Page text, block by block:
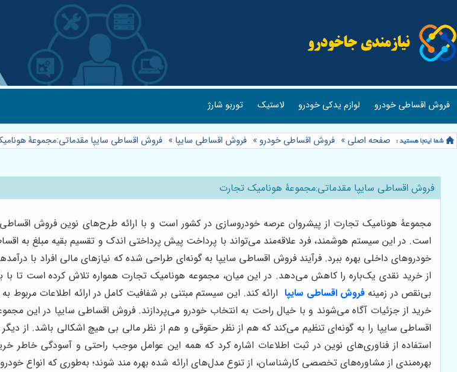
فروش اقساطی خودرو لوازم یدکی خودرو لاستیک توربو شارژ
صفحه اصلی » فروش اقساطی خودرو » فروش اقساطی سایپا » فروش اقساطی سایپا مقدماتی:مجموعۀ
فروش اقساطی سایپا مقدماتی:مجموعۀ هونامیک تجارت
مجموعۀ هونامیک تجارت از پیشروان عرصه خودروسازی در کشور است و با ارائه طرح‌های نوین فروش اقساطی
است. در این سیستم هوشمند، فرد علاقه‌مند می‌تواند با پرداخت پیش پرداختی اندک و تقسیم بقیه مبلغ به
خودروهای داخلی بهره ببرد. فرآیند فروش اقساطی سایپا به گونه‌ای طراحی شده که نیازهای مالی افراد با
از خرید نقدی یک‌باره را کاهش می‌دهد. در این میان، مجموعه هونامیک تجارت همواره تلاش کرده است تا
بی‌نقص در زمینه فروش اقساطی سایپا ارائه کند. این سیستم مبتنی بر شفافیت کامل در ارائه اطلاعات
خرید از جزئیات آگاه می‌شوند و با خیال راحت به انتخاب خودرو می‌پردازند. فروش اقساطی سایپا در این
اقساطی سایپا را به گونه‌ای تنظیم می‌کند که هم از نظر حقوقی و هم از نظر مالی بی هیچ اشکالی باشد. از
استفاده از فناوری‌های نوین در ثبت اطلاعات اشاره کرد که همه این عوامل موجب راحتی و آسودگی خاطر
بهره‌مندی از مشاوره‌های تخصصی کارشناسان، از تنوع مدل‌های ارائه شده بهره مند شوند؛ به‌طوری که انواع